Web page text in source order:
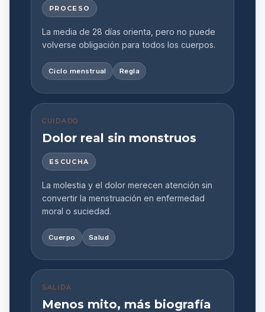
PROCESO
La media de 28 días orienta, pero no puede
volverse obligación para todos los cuerpos.
Ciclo menstrual Regla
CUIDADO
Dolor real sin monstruos
ESCUCHA
La molestia y el dolor merecen atención sin
convertir la menstruación en enfermedad
moral o suciedad.
Cuerpo Salud
SALIDA
Menos mito, más biografía